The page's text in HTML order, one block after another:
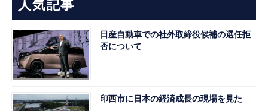
人気記事
日産自動車での社外取締役候補の選任拒
否について
印西市に日本の経済成長の現場を見た